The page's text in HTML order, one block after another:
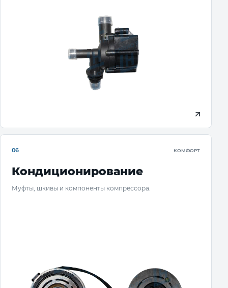
06 КОМФОРТ
Кондиционирование
Муфты, шкивы и компоненты компрессора.